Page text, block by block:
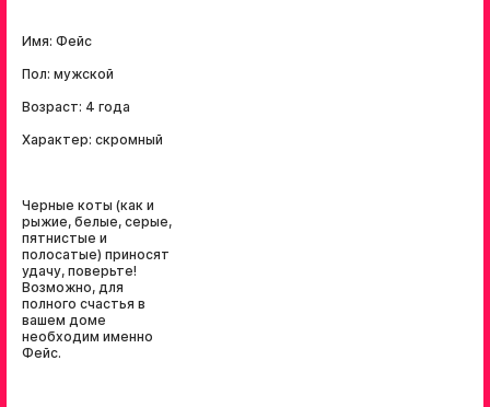
Имя: Фейс
Пол: мужской
Возраст: 4 года
Характер: скромный
Черные коты (как и
рыжие, белые, серые,
пятнистые и
полосатые) приносят
удачу, поверьте!
Возможно, для
полного счастья в
вашем доме
необходим именно
Фейс.